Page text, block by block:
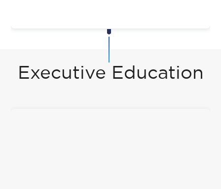
Executive Education